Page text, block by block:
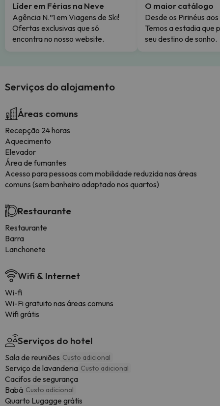
Líder em Férias na Neve
Agência N.º1 em Viagens de Ski!
Ofertas exclusivas que só
encontra no nosso website.
O maior catálogo
Desde os Pirinéus
Temos a estadia que
seu destino de sonho.
Serviços do alojamento
Áreas comuns
Recepção 24 horas
Aquecimento
Elevador
Área de fumantes
Acesso para pessoas com mobilidade reduzida nas áreas
comuns (sem banheiro adaptado nos quartos)
Restaurante
Restaurante
Barra
Lanchonete
Wifi & Internet
Wi-fi
Wi-Fi gratuito nas áreas comuns
Wifi grátis
Serviços do hotel
Sala de reuniões Custo adicional
Serviço de lavanderia Custo adicional
Cacifos de segurança
Babá Custo adicional
Quarto Lugagge grátis